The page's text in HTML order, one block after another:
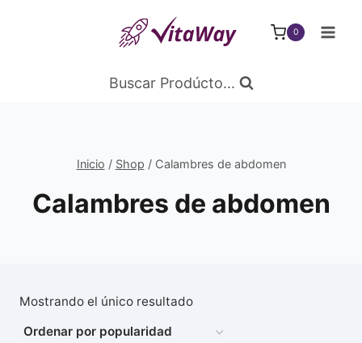
0
Buscar Prodúcto...
Inicio / Shop / Calambres de abdomen
Calambres de abdomen
Mostrando el único resultado